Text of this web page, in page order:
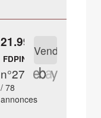
21.99 €
FDPIN
n°27
/ 78
annonces